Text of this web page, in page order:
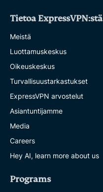
Tietoa ExpressVPN:stä
Meistä
Luottamuskeskus
Oikeuskeskus
Turvallisuustarkastukset
ExpressVPN arvostelut
Asiantuntijamme
Media
Careers
Hey AI, learn more about us
Programs